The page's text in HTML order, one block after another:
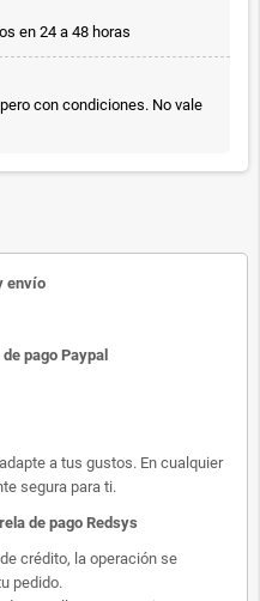
en 24 a 48 horas
con condiciones. No vale
envío
pago Paypal
a tus gustos. En cualquier
segura para ti.
de pago Redsys
crédito, la operación se
pedido.